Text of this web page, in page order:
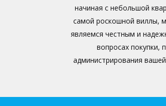
начиная с небольшой
самой роскошной виллы,
являемся честным и
вопросах покупки,
администрирования